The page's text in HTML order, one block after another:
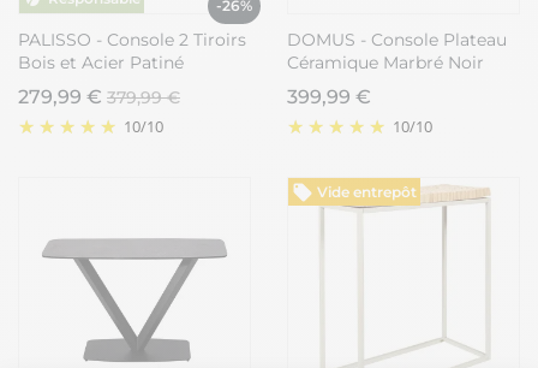
-26%
PALISSO - Console 2 Tiroirs
Bois et Acier Patiné
279,99 € 379,99 €
10/10
DOMUS - Console Plateau
Céramique Marbré Noir
Pieds Métal Noir
399,99 €
10/10
Vide entrepôt